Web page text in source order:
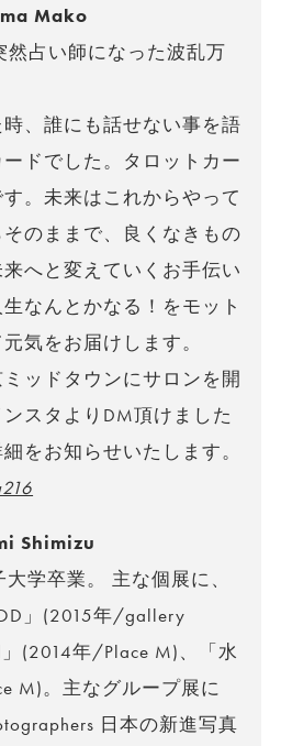
Mako
占い師になった波乱万
、誰にも話せない事を語
ドでした。タロットカー
。未来はこれからやって
のままで、良くなきもの
へと変えていくお手伝い
なんとかなる！をモット
気をお届けします。
ッドタウンにサロンを開
スタよりDM頂けました
をお知らせいたします。
Shimizu
学卒業。 主な個展に、
」(2015年/gallery
(2014年/Place M)、「水
M)。主なグループ展に
日本の新進写真